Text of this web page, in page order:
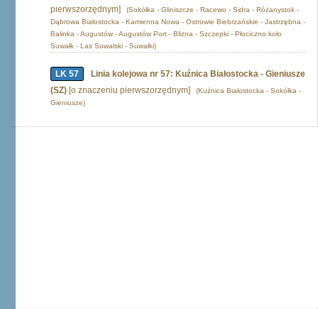
pierwszorzędnym]
(Sokółka - Gliniszcze - Racewo - Sidra - Różanystok -
Dąbrowa Białostocka - Kamienna Nowa - Ostrowie Biebrzańskie - Jastrzębna -
Balinka - Augustów - Augustów Port - Blizna - Szczepki - Płociczno koło
Suwałk - Las Suwalski - Suwałki)
LK 57
Linia kolejowa nr 57: Kuźnica Białostocka - Gieniusze
(SZ) [o znaczeniu pierwszorzędnym]
(Kuźnica Białostocka - Sokółka -
Gieniusze)